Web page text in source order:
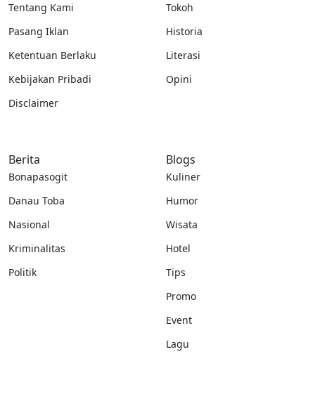
Tentang Kami
Pasang Iklan
Ketentuan Berlaku
Kebijakan Pribadi
Disclaimer
Tokoh
Historia
Literasi
Opini
Berita
Bonapasogit
Danau Toba
Nasional
Kriminalitas
Politik
Blogs
Kuliner
Humor
Wisata
Hotel
Tips
Promo
Event
Lagu